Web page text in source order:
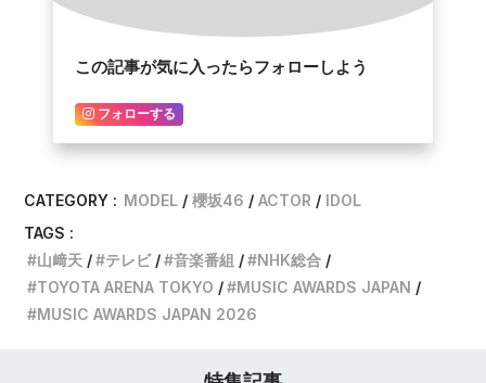
この記事が気に入ったらフォローしよう
フォローする
CATEGORY : MODEL 櫻坂46 ACTOR
IDOL
TAGS :
山﨑天
テレビ 音楽番組
NHK総合
TOYOTA ARENA TOKYO
MUSIC AWARDS JAPAN
MUSIC AWARDS JAPAN 2026